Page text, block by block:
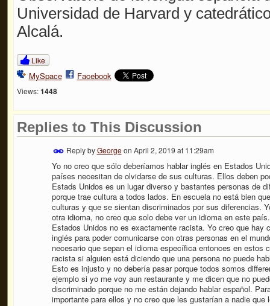
Universidad de Harvard y
Alcalá.
Like
MySpace Facebook
Views: 1448
Replies to This Discussion
Reply byGeorgeon April 2, 2019 at 11:29am
Yo no creo que sólo deberíamos hablar inglés en Estados
países necesitan de olvidarse de sus culturas. Ellos deben
Estads Unidos es un lugar diverso y bastantes personas de
porque trae cultura a todos lados. En escuela no está bien
culturas y que se sientan discriminados por sus diferencias.
otra idioma, no creo que solo debe ver un idioma en este
Estados Unidos no es exactamente racista. Yo creo que hay
inglés para poder comunicarse con otras personas en el
necesario que sepan el idioma específica entonces en estos
racista si alguien está diciendo que una persona no puede
Esto es injusto y no debería pasar porque todos somos
ejemplo si yo me voy aun restaurante y me dicen que no
discriminado porque no me están dejando hablar español.
importante para ellos y no creo que les gustarían a nadie que